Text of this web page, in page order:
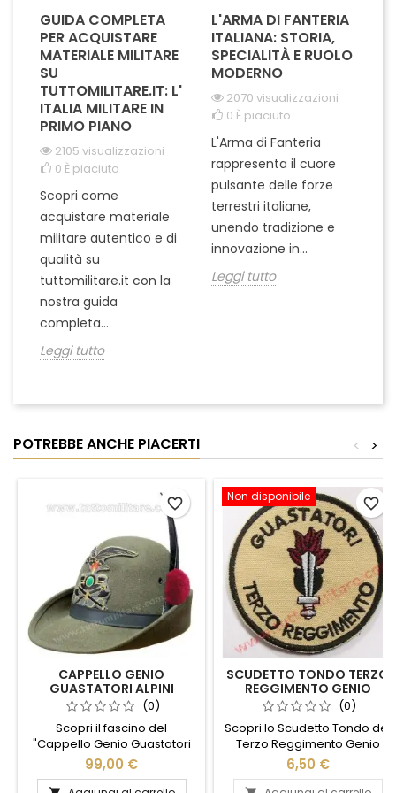
GUIDA COMPLETA
PER ACQUISTARE
MATERIALE MILITARE
SU
TUTTOMILITARE.IT: L'
ITALIA MILITARE IN
PRIMO PIANO
2105 visualizzazioni
0 È piaciuto
Scopri come
acquistare materiale
militare autentico e di
qualità su
tuttomilitare.it con la
nostra guida
completa...
Leggi tutto
L'ARMA DI FANTERIA
ITALIANA: STORIA,
SPECIALITÀ E RUOLO
MODERNO
2070 visualizzazioni
0 È piaciuto
L'Arma di Fanteria
rappresenta il cuore
pulsante delle forze
terrestri italiane,
unendo tradizione e
innovazione in...
Leggi tutto
POTREBBE ANCHE PIACERTI >
<
CAPPELLO GENIO
GUASTATORI ALPINI
TRUPPA CONGEDO
(0)
Scopri il fascino del
"Cappello Genio Guastatori
Alpini Truppa Congedo", un
simbolo di orgoglio e
99,00 €
favorite_border Non disponibile
SCUDETTO TONDO TERZO
REGGIMENTO GENIO
GUASTATORI(0)
Scopri lo Scudetto Tondo del
Terzo Reggimento Genio
Guastatori, un simbolo di
orgoglio e tradizione militare.
6,50 €
favorite_border